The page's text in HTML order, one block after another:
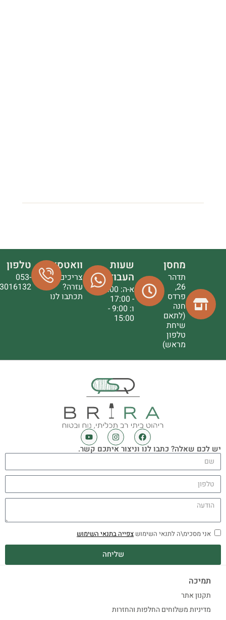
מחסן
תדהר
26,
פרדס
חנה
(לתאם
שיחת
טלפון
מראש)
שעות
העבודה
א-ה: 9:00
- 17:00
ו: 9:00 -
15:00
וואטסאפ
צריכים
עזרה?
תכתבו לנו
טלפון
053-
3016132
יש לכם שאלה? כתבו לנו וניצור איתכם קשר.
אני מסכימ\ה לתנאי השימוש צפייה בתנאי השימוש
שליחה
תמיכה
תקנון אתר
מדיניות משלוחים החלפות והחזרות